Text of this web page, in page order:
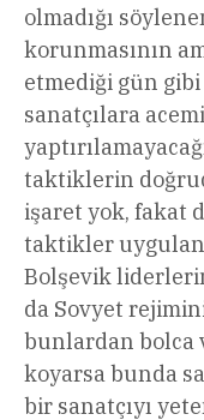
olmadığı
korunmasının
etmediği gün
sanatçılara
taktiklerin
işaret yok, fakat
taktikler
Bolşevik
da Sovyet
bunlardan bolca
koyarsa bunda
bir sanatçıyı